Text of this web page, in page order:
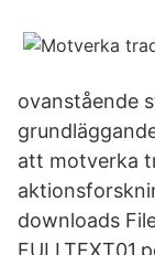
ovanstående
att motverka
downloads